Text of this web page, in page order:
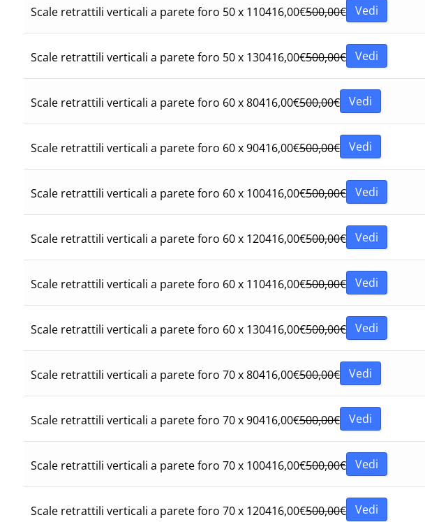
Scale retrattili verticali a parete foro 50 x 110416,00€500,00€ Vedi
Scale retrattili verticali a parete foro 50 x 130416,00€500,00€ Vedi
Scale retrattili verticali a parete foro 60 x 80416,00€500,00€ Vedi
Scale retrattili verticali a parete foro 60 x 90416,00€500,00€ Vedi
Scale retrattili verticali a parete foro 60 x 100416,00€500,00€ Vedi
Scale retrattili verticali a parete foro 60 x 120416,00€500,00€ Vedi
Scale retrattili verticali a parete foro 60 x 110416,00€500,00€ Vedi
Scale retrattili verticali a parete foro 60 x 130416,00€500,00€ Vedi
Scale retrattili verticali a parete foro 70 x 80416,00€500,00€ Vedi
Scale retrattili verticali a parete foro 70 x 90416,00€500,00€ Vedi
Scale retrattili verticali a parete foro 70 x 100416,00€500,00€ Vedi
Scale retrattili verticali a parete foro 70 x 120416,00€500,00€ Vedi